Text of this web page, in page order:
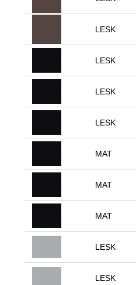
LESK
LESK
LESK
LESK
MAT
MAT
MAT
LESK
LESK